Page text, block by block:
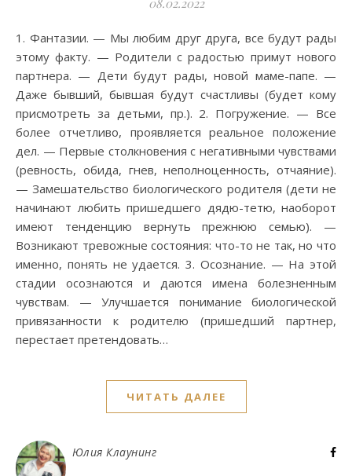
1. Фантазии. — Мы любим друг друга, все будут рады
этому факту. — Родители с радостью примут нового
партнера. — Дети будут рады, новой маме-папе. —
Даже бывший, бывшая будут счастливы (будет кому
присмотреть за детьми, пр.). 2. Погружение. — Все
более отчетливо, проявляется реальное положение
дел. — Первые столкновения с негативными чувствами
(ревность, обида, гнев, неполноценность, отчаяние).
— Замешательство биологического родителя (дети не
начинают любить пришедшего дядю-тетю, наоборот
имеют тенденцию вернуть прежнюю семью). —
Возникают тревожные состояния: что-то не так, но что
именно, понять не удается. 3. Осознание. — На этой
стадии осознаются и даются имена болезненным
чувствам. — Улучшается понимание биологической
привязанности к родителю (пришедший партнер,
перестает претендовать…
ЧИТАТЬ ДАЛЕЕ
Юлия Клаунинг